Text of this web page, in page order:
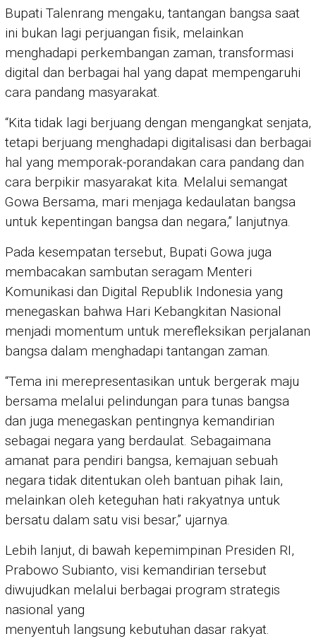
Bupati Talenrang mengaku, tantangan bangsa saat
ini bukan lagi perjuangan fisik, melainkan
menghadapi perkembangan zaman, transformasi
digital dan berbagai hal yang dapat mempengaruhi
cara pandang masyarakat.
“Kita tidak lagi berjuang dengan mengangkat senjata,
tetapi berjuang menghadapi digitalisasi dan berbagai
hal yang memporak-porandakan cara pandang dan
cara berpikir masyarakat kita. Melalui semangat
Gowa Bersama, mari menjaga kedaulatan bangsa
untuk kepentingan bangsa dan negara,” lanjutnya.
Pada kesempatan tersebut, Bupati Gowa juga
membacakan sambutan seragam Menteri
Komunikasi dan Digital Republik Indonesia yang
menegaskan bahwa Hari Kebangkitan Nasional
menjadi momentum untuk merefleksikan perjalanan
bangsa dalam menghadapi tantangan zaman.
“Tema ini merepresentasikan untuk bergerak maju
bersama melalui pelindungan para tunas bangsa
dan juga menegaskan pentingnya kemandirian
sebagai negara yang berdaulat. Sebagaimana
amanat para pendiri bangsa, kemajuan sebuah
negara tidak ditentukan oleh bantuan pihak lain,
melainkan oleh keteguhan hati rakyatnya untuk
bersatu dalam satu visi besar,” ujarnya.
Lebih lanjut, di bawah kepemimpinan Presiden RI,
Prabowo Subianto, visi kemandirian tersebut
diwujudkan melalui berbagai program strategis
nasional yang
menyentuh langsung kebutuhan dasar rakyat.